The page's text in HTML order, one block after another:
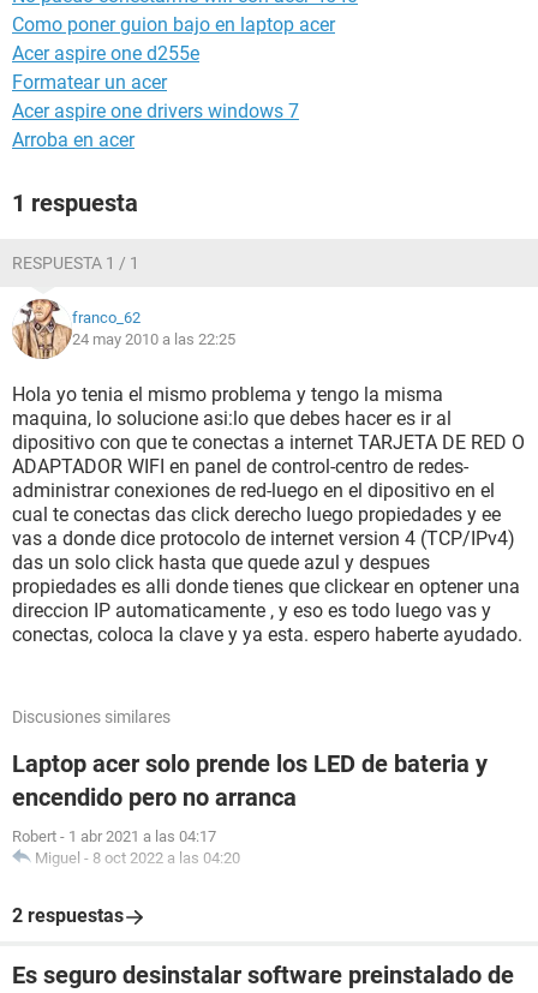
Como poner guion bajo en laptop acer
Acer aspire one d255e
Formatear un acer
Acer aspire one drivers windows 7
Arroba en acer
1 respuesta
RESPUESTA 1 / 1
franco_62
24 may 2010 a las 22:25
Hola yo tenia el mismo problema y tengo la misma
maquina, lo solucione asi:lo que debes hacer es ir al
dipositivo con que te conectas a internet TARJETA DE RED O
ADAPTADOR WIFI en panel de control-centro de redes-
administrar conexiones de red-luego en el dipositivo en el
cual te conectas das click derecho luego propiedades y ee
vas a donde dice protocolo de internet version 4 (TCP/IPv4)
das un solo click hasta que quede azul y despues
propiedades es alli donde tienes que clickear en optener una
direccion IP automaticamente , y eso es todo luego vas y
conectas, coloca la clave y ya esta. espero haberte ayudado.
Discusiones similares
Laptop acer solo prende los LED de bateria y
encendido pero no arranca
Robert - 1 abr 2021 a las 04:17
Miguel - 8 oct 2022 a las 04:20
2 respuestas
Es seguro desinstalar software preinstalado de